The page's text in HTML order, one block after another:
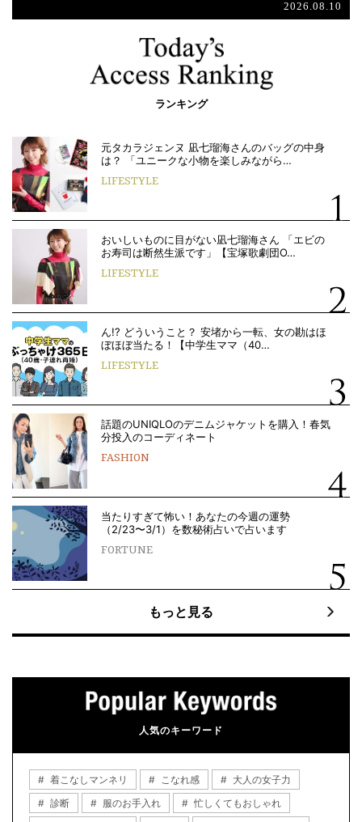
2026.08.10
ランキング
元タカラジェンヌ 凪七瑠海さんのバッグの中身
は？ 「ユニークな小物を楽しみながら…
LIFESTYLE
おいしいものに目がない凪七瑠海さん 「エビの
お寿司は断然生派です」【宝塚歌劇団O…
LIFESTYLE
ん!? どういうこと？ 安堵から一転、女の勘はほ
ぼほぼ当たる！【中学生ママ（40…
LIFESTYLE
話題のUNIQLOのデニムジャケットを購入！春気
分投入のコーディネート
FASHION
当たりすぎて怖い！あなたの今週の運勢
（2/23〜3/1）を数秘術占いで占います
FORTUNE
もっと見る
人気のキーワード
着こなしマンネリ こなれ感
大人の女子力
診断
服のお手入れ
忙しくてもおしゃれ